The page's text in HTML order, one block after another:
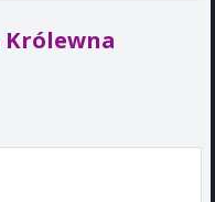
Królewna